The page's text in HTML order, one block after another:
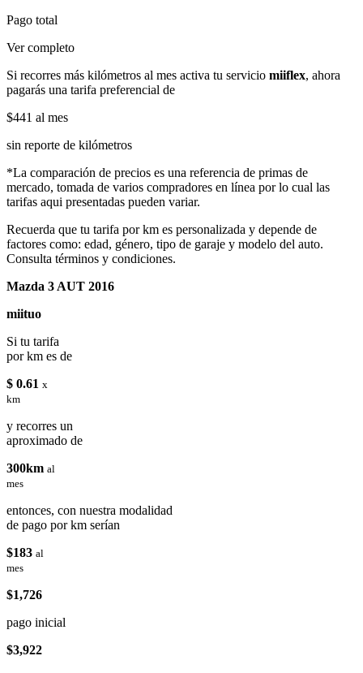
Pago total
Ver completo
Si recorres más kilómetros al mes activa tu servicio miiflex, ahora
pagarás una tarifa preferencial de
$441 al mes
sin reporte de kilómetros
*La comparación de precios es una referencia de primas de
mercado, tomada de varios compradores en línea por lo cual las
tarifas aqui presentadas pueden variar.
Recuerda que tu tarifa por km es personalizada y depende de
factores como: edad, género, tipo de garaje y modelo del auto.
Consulta términos y condiciones.
Mazda 3 AUT 2016
miituo
Si tu tarifa
por km es de
$ 0.61 x
km
y recorres un
aproximado de
300km al
mes
entonces, con nuestra modalidad
de pago por km serían
$183 al
mes
$1,726
pago inicial
$3,922